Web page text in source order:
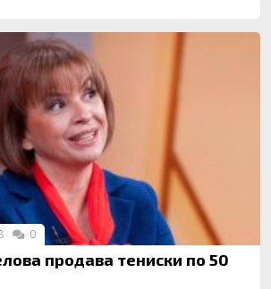
продава тениски по 50
0